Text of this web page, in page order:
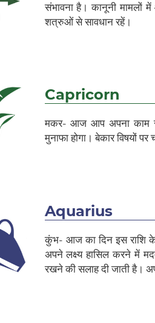
संभावना है। कानूनी
शत्रुओं से सावधान रहें।
Capricorn
मकर- आज आप अपना काम
मुनाफा होगा। बेकार विषयों पर
Aquarius
कुंभ- आज का दिन इस राशि
अपने लक्ष्य हासिल करने में
रखने की सलाह दी जाती है।